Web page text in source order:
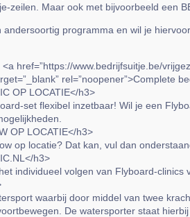
zeilen. Maar ook met bijvoorbeeld een
andersoortig programma en wil je
href=”https://www.bedrijfsuitje.be/
rel=”noopener”>Complete
OP LOCATIE</h3>
set flexibel inzetbaar! Wil je een
OP LOCATIE</h3>
op locatie? Dat kan, vul dan
h3>
individueel volgen van Flyboard-
waarbij door middel van twee
De watersporter staat